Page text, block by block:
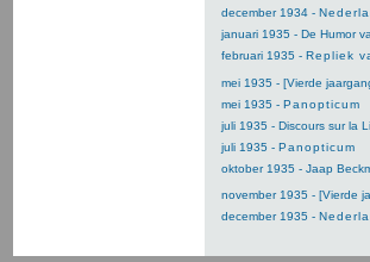
december 1934 -
januari 1935 - De Humor
februari 1935 - Repliek
mei 1935 - [Vierde
mei 1935 - Panopticum
juli 1935 - Discours sur la
juli 1935 - Panopticum
oktober 1935 - Jaap
november 1935 - [Vierde
december 1935 -